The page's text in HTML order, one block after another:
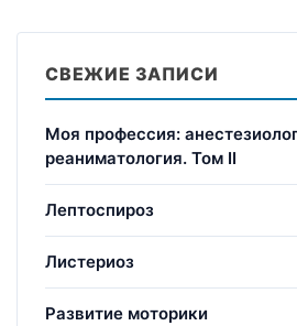
СВЕЖИЕ ЗАПИСИ
Моя профессия:
реаниматология. Том II
Лептоспироз
Листериоз
Развитие моторики